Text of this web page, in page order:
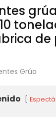
grúa
de
Grúa